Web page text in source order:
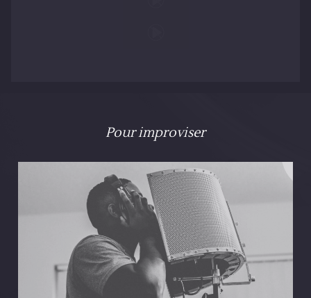
Pour improviser